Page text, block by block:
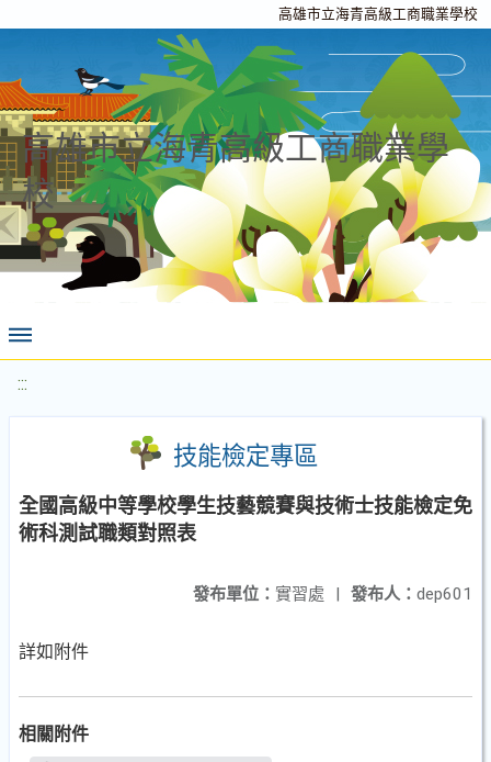
高雄市立海青高級工商職業學校
高雄市立海青高級工商職業學
校
:::
技能檢定專區
全國高級中等學校學生技藝競賽與技術士技能檢定免
術科測試職類對照表
發布人： dep601
發布單位： 實習處 |
詳如附件
相關附件